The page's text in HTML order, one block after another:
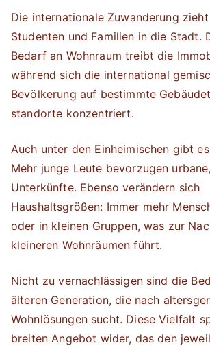
Die internationale Zuwanderung
Studenten und Familien in die Stadt.
Bedarf an Wohnraum treibt die
während sich die international
Bevölkerung auf bestimmte
standorte konzentriert.
Auch unter den Einheimischen gibt
Mehr junge Leute bevorzugen
Unterkünfte. Ebenso verändern sich
Haushaltsgrößen: Immer mehr
oder in kleinen Gruppen, was zur
kleineren Wohnräumen führt.
Nicht zu vernachlässigen sind die
älteren Generation, die nach
Wohnlösungen sucht. Diese Vielfalt
breiten Angebot wider, das den